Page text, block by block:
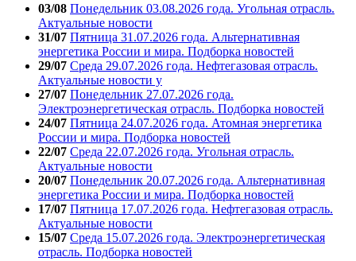
03/08 Понедельник 03.08.2026 года. Угольная отрасль.
Актуальные новости
31/07 Пятница 31.07.2026 года. Альтернативная
энергетика России и мира. Подборка новостей
29/07 Среда 29.07.2026 года. Нефтегазовая отрасль.
Актуальные новости у
27/07 Понедельник 27.07.2026 года.
Электроэнергетическая отрасль. Подборка новостей
24/07 Пятница 24.07.2026 года. Атомная энергетика
России и мира. Подборка новостей
22/07 Среда 22.07.2026 года. Угольная отрасль.
Актуальные новости
20/07 Понедельник 20.07.2026 года. Альтернативная
энергетика России и мира. Подборка новостей
17/07 Пятница 17.07.2026 года. Нефтегазовая отрасль.
Актуальные новости
15/07 Среда 15.07.2026 года. Электроэнергетическая
отрасль. Подборка новостей